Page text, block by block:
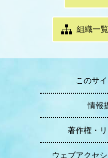
組織一
このサ
情報
著作権・
ウェブアクセ